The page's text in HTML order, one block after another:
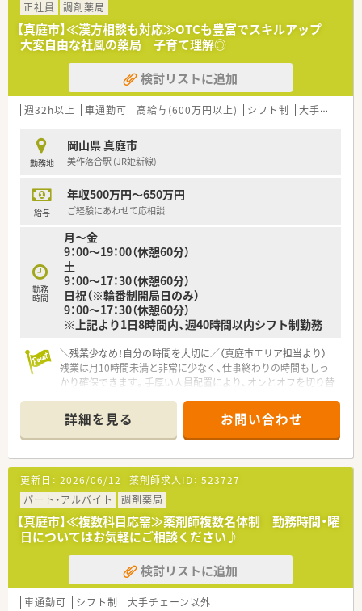
＜法人特徴＞
■総社市・倉敷市中心に、岡山県内に展開する地域密着型のチェ
ーン薬局です。
■新しい環境に挑戦してみたい方、綺麗な店舗で働きたい方必見
です！
■おかやま子育て応援宣言企業です。子育て支援の一環として、
社員向けにお子さんを一時的に預かる施設も準備しているため、
復職の際もスムーズに復帰することが可能です。
あり、社員同士の交流を深めることで、仕事での連携も深め、よ
り良い仕事ができるようにしています。
■各店舗アロマテラピーを取り入れたり、OTC医薬品だけでなく
薬局づくりを心がけています。
■業務における自分の頑張りをしっかりと評価してもらいたい
方
■ただ調剤をするだけでなく、イベントなど様々な催しを通して
地域住民の方と交流を深めたい方
正社員
調剤薬局
【真庭市】≪漢方相談も対応≫OTCも豊富でスキルアップ
大変自由な社風の薬局 子育て理解◎
検討リストに追加
週32h以上 車通勤可 高給与(600万円以上) シフト制 大手チェーン以外
勤務地
岡山県 真庭市
美作落合駅 (JR姫新線)
給与
年収500万円～650万円
ご経験にあわせて応相談
勤務
時間
月～金
9：00～19：00（休憩60分）
土
9：00～17：30（休憩60分）
日祝（※輪番制開局日のみ）
9：00～17：30（休憩60分）
※上記より1日8時間内、週40時間以内シフト制勤務
＼残業少なめ！自分の時間を大切に／（真庭市エリア担当より）
残業は月10時間未満と非常に少なく、仕事終わりの時間もしっ
かり確保できます。手厚い人員配置により、オンとオフを切り替
【店舗情報と応需状況について】
■美作落合駅から徒歩7分程度の好立地にある店舗で、門前にあ
る総合病院から幅広い科目の処方箋を毎日応需しています。
■1日あたりの処方箋枚数は約110枚ですが、薬剤師は常時7名在
籍しているため、一人ひとりが余裕を持って業務に励めます。
■呼吸器科や内科をはじめ、心療内科や脳外科など多種多様な処
方に触れることができ、地域医療の要として機能している店舗で
す。
【募集背景と求める人物像について】
■今回は退職者の発生に伴う欠員補充および体制強化のための
増員募集となっており、意欲ある薬剤師の方を幅広く募っていま
す。
詳細を見る お問い合わせ
更新日： 2026/06/12 薬剤師求人ID： 523727
パート・アルバイト
調剤薬局
【真庭市】≪複数科目応需≫薬剤師複数名体制 勤務時間・曜
日についてはお気軽にご相談ください♪
検討リストに追加
車通勤可 シフト制 大手チェーン以外